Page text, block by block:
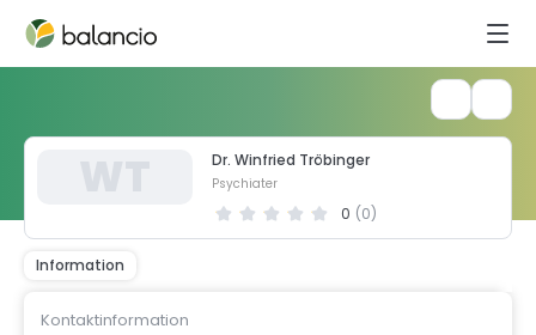
Dr. Winfried Tröbinger
Psychiater
0 (0)
Information
Kontaktinformation